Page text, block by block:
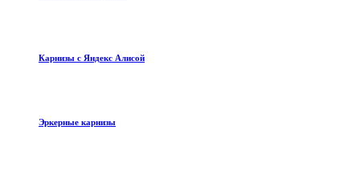
Карнизы с Яндекс Алисой
Эркерные карнизы